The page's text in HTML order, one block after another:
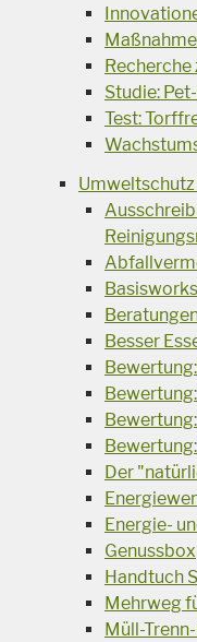
Recherche
Studie:
Test:
Besser
Der
Energie-
Genussbox
Handtuch
Mehrweg
Müll-